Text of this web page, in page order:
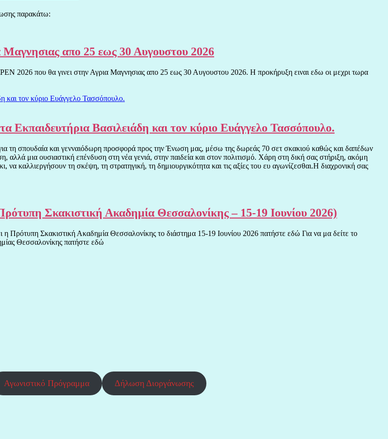
παρακάτω:
απο 25 εως 30 Αυγουστου 2026
2026 που θα γινει στην Αγρια Μαγνησιας απο 25 εως 30 Αυγουστου 2026. Η προκήρυξη ειναι εδω οι μεχρι τωρα
Εκπαιδευτήρια Βασιλειάδη και τον κύριο Ευάγγελο Τασσόπουλο.
για τη σπουδαία και γενναιόδωρη προσφορά προς την Ένωση μας, μέσω της δωρεάς 70 σετ σκακιού καθώς και δαπέδων
μια ουσιαστική επένδυση στη νέα γενιά, στην παιδεία και στον πολιτισμό. Χάρη στη δική σας στήριξη, ακόμη
καλλιεργήσουν τη σκέψη, τη στρατηγική, τη δημιουργικότητα και τις αξίες του ευ αγωνίζεσθαι.Η διαχρονική σας
Σκακιστική Ακαδημία Θεσσαλονίκης – 15-19 Ιουνίου 2026)
Πρότυπη Σκακιστική Ακαδημία Θεσσαλονίκης το διάστημα 15-19 Ιουνίου 2026 πατήστε εδώ Για να μα δείτε το
Θεσσαλονίκης πατήστε εδώ
Αγωνιστικό Πρόγραμμα Δήλωση Διοργάνωσης